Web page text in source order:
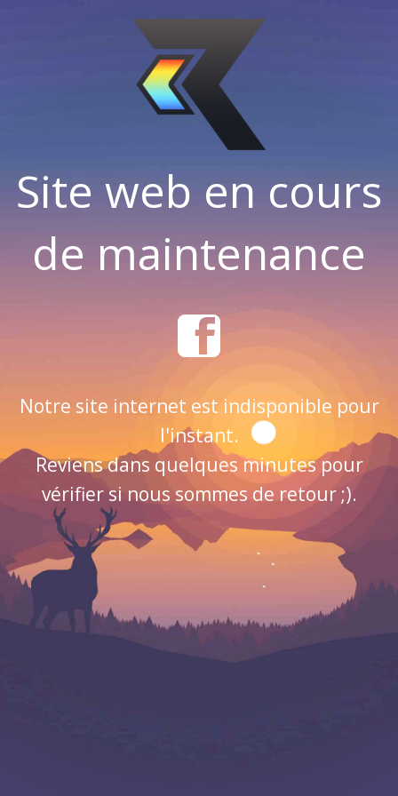
Site web en cours
de maintenance
Notre site internet est indisponible pour
l'instant.
Reviens dans quelques minutes pour
vérifier si nous sommes de retour ;).